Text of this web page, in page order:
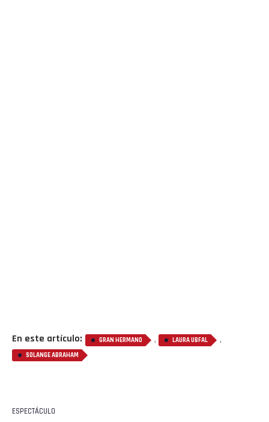
En este artículo: GRAN HERMANO , LAURA UBFAL ,
SOLANGE ABRAHAM
ESPECTÁCULO